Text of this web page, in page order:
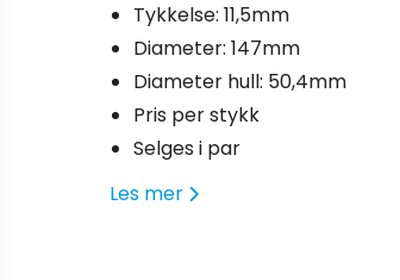
Tykkelse: 11,5mm
Diameter: 147mm
Diameter hull: 50,4mm
Pris per stykk
Selges i par
Les mer